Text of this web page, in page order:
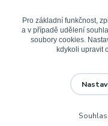
Pro základní funkčnost,
a v případě udělení
soubory cookies.
kdykoli upravit